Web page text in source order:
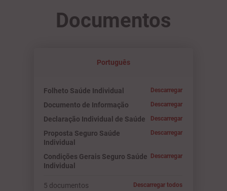
Documentos
Português
Folheto Saúde Individual Descarregar
Documento de Informação Descarregar
Declaração Individual de Saúde Descarregar
Proposta Seguro Saúde
Individual
Descarregar
Condições Gerais Seguro Saúde
Individual
Descarregar
5 documentos Descarregar todos